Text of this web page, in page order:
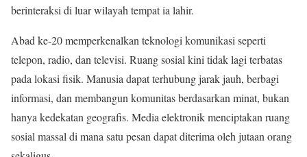
berinteraksi di luar wilayah tempat ia lahir.
Abad ke-20 memperkenalkan teknologi komunikasi seperti
telepon, radio, dan televisi. Ruang sosial kini tidak lagi terbatas
pada lokasi fisik. Manusia dapat terhubung jarak jauh, berbagi
informasi, dan membangun komunitas berdasarkan minat, bukan
hanya kedekatan geografis. Media elektronik menciptakan ruang
sosial massal di mana satu pesan dapat diterima oleh jutaan orang